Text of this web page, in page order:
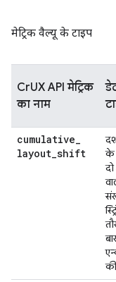
मेट्रिक वैल्यू के टाइप
CrUX API मेट्रिक
का नाम
cumulative_
layout_shift
के
बार